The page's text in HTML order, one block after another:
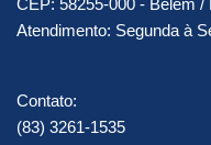
CEP: 58255-000 - Belém /
Atendimento: Segunda à
Contato:
(83) 3261-1535